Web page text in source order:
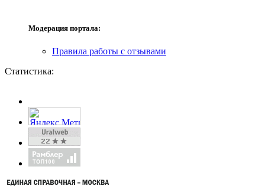
Модерация портала:
Правила работы с отзывами
Статистика: